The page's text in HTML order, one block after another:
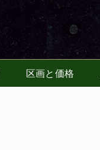
区画と価格